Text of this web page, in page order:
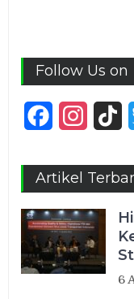
Follow Us on
Facebook
Artikel
6